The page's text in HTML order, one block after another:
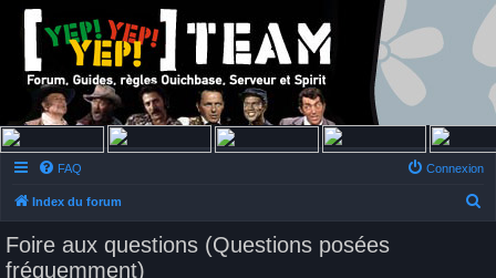
FAQ Connexion
Index du forum
Foire aux questions (Questions posées
fréquemment)